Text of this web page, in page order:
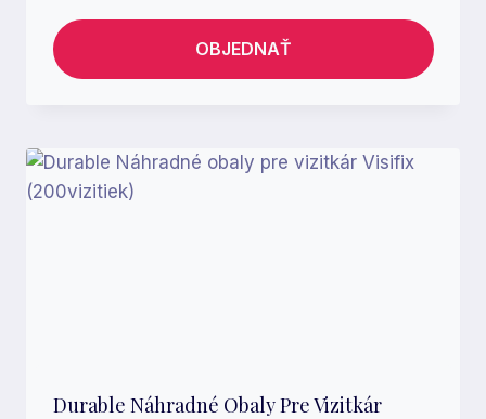
OBJEDNAŤ
Durable Náhradné Obaly Pre Vizitkár